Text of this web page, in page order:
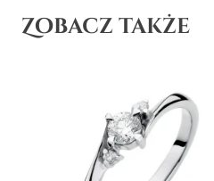
Zobacz także